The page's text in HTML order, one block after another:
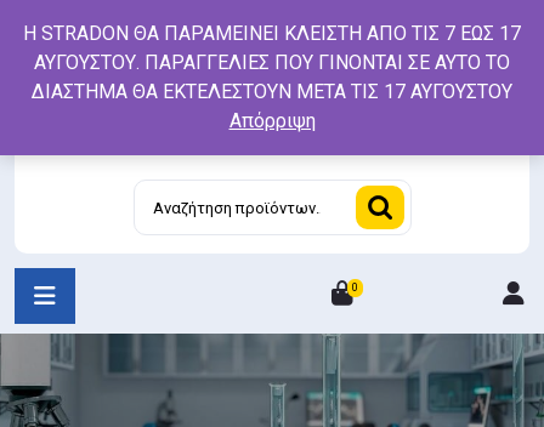
content
Αναζήτηση
0
Η STRADON ΘΑ ΠΑΡΑΜΕΙΝΕΙ ΚΛΕΙΣΤΗ ΑΠΟ ΤΙΣ 7 ΕΩΣ 17
ΑΥΓΟΥΣΤΟΥ. ΠΑΡΑΓΓΕΛΙΕΣ ΠΟΥ ΓΙΝΟΝΤΑΙ ΣΕ ΑΥΤΟ ΤΟ
ΔΙΑΣΤΗΜΑ ΘΑ ΕΚΤΕΛΕΣΤΟΥΝ ΜΕΤΑ ΤΙΣ 17 ΑΥΓΟΥΣΤΟΥ
Απόρριψη